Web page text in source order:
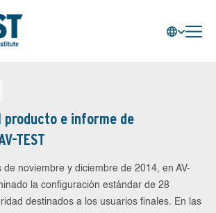
producto e informe de
TEST
de noviembre y diciembre de 2014, en AV-
la configuración estándar de 28
destinados a los usuarios finales. En las